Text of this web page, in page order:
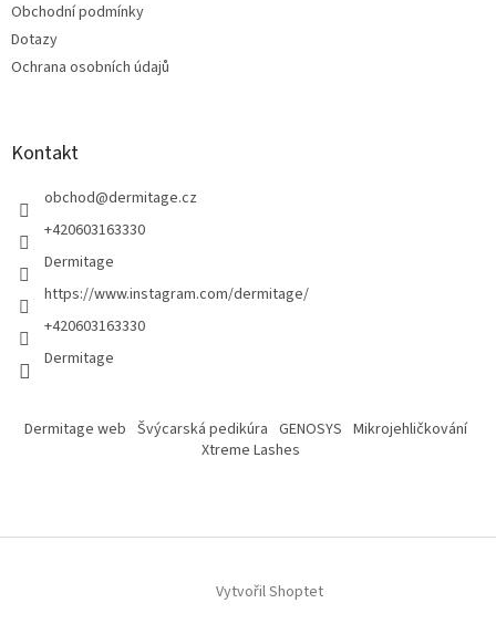
Obchodní podmínky
Dotazy
Ochrana osobních údajů
Kontakt
obchod@dermitage.cz
+420603163330
Dermitage
https://www.instagram.com/dermitage/
+420603163330
Dermitage
Dermitage web Švýcarská pedikúra GENOSYS Mikrojehličkování
Xtreme Lashes
Vytvořil Shoptet